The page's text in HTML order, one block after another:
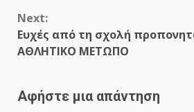
Next:
Ευχές από τη σχολή
ΑΘΛΗΤΙΚΟ ΜΕΤΩΠΟ
Αφήστε μια απάντηση